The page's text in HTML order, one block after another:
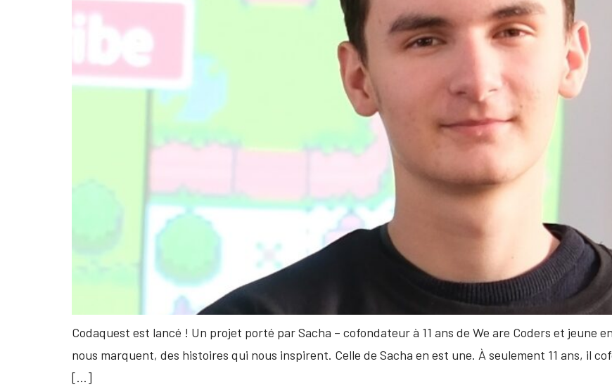
Codaquest est lancé ! Un projet porté par Sacha – cofondateur à 11 ans de We are Coders et jeune
nous marquent, des histoires qui nous inspirent. Celle de Sacha en est une. À seulement 11 ans, il
[…]